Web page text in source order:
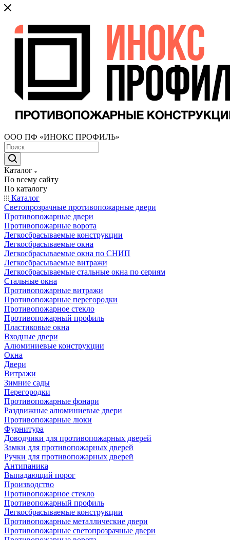
ООО ПФ «ИНОКС ПРОФИЛЬ»
Каталог
По всему сайту
По каталогу
Каталог
Светопрозрачные противопожарные двери
Противопожарные двери
Противопожарные ворота
Легкосбрасываемые конструкции
Легкосбрасываемые окна
Легкосбрасываемые окна по СНИП
Легкосбрасываемые витражи
Легкосбрасываемые стальные окна по сериям
Стальные окна
Противопожарные витражи
Противопожарные перегородки
Противопожарное стекло
Противопожарный профиль
Пластиковые окна
Входные двери
Алюминиевые конструкции
Окна
Двери
Витражи
Зимние сады
Перегородки
Противопожарные фонари
Раздвижные алюминиевые двери
Противопожарные люки
Фурнитура
Доводчики для противопожарных дверей
Замки для противопожарных дверей
Ручки для противопожарных дверей
Антипаника
Выпадающий порог
Производство
Противопожарное стекло
Противопожарный профиль
Легкосбрасываемые конструкции
Противопожарные металлические двери
Противопожарные светопрозрачные двери